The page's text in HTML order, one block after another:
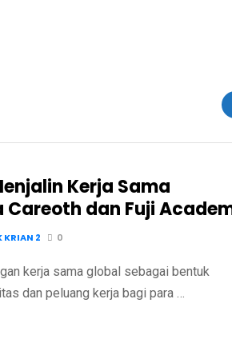
Kerja Sama
dan Fuji
KRIAN 2 0
kerja sama global sebagai bentuk
dan peluang kerja bagi para …